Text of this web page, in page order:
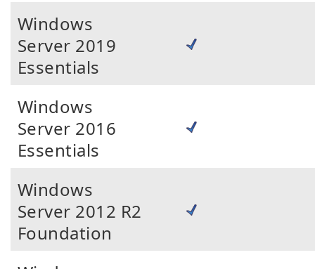
Windows
Server 2019
Essentials
Windows
Server 2016
Essentials
Windows
Server 2012 R2
Foundation